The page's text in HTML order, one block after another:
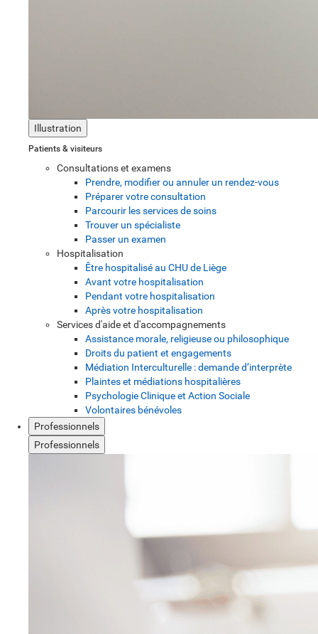
Illustration
Patients & visiteurs
Consultations et examens
Prendre, modifier ou annuler un rendez-vous
Préparer votre consultation
Parcourir les services de soins
Trouver un spécialiste
Passer un examen
Hospitalisation
Être hospitalisé au CHU de Liège
Avant votre hospitalisation
Pendant votre hospitalisation
Après votre hospitalisation
Services d'aide et d'accompagnements
Assistance morale, religieuse ou philosophique
Droits du patient et engagements
Médiation Interculturelle : demande d’interprète
Plaintes et médiations hospitalières
Psychologie Clinique et Action Sociale
Volontaires bénévoles
Professionnels
Professionnels